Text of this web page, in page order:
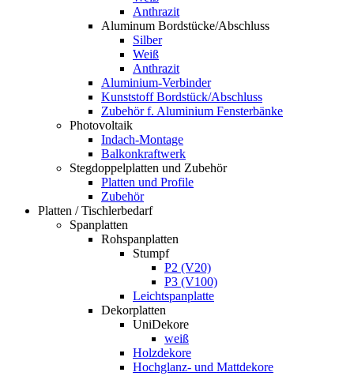
Anthrazit
Aluminum Bordstücke/Abschluss
Silber
Weiß
Anthrazit
Aluminium-Verbinder
Kunststoff Bordstück/Abschluss
Zubehör f. Aluminium Fensterbänke
Photovoltaik
Indach-Montage
Balkonkraftwerk
Stegdoppelplatten und Zubehör
Platten und Profile
Zubehör
Platten / Tischlerbedarf
Spanplatten
Rohspanplatten
Stumpf
P2 (V20)
P3 (V100)
Leichtspanplatte
Dekorplatten
UniDekore
weiß
Holzdekore
Hochglanz- und Mattdekore